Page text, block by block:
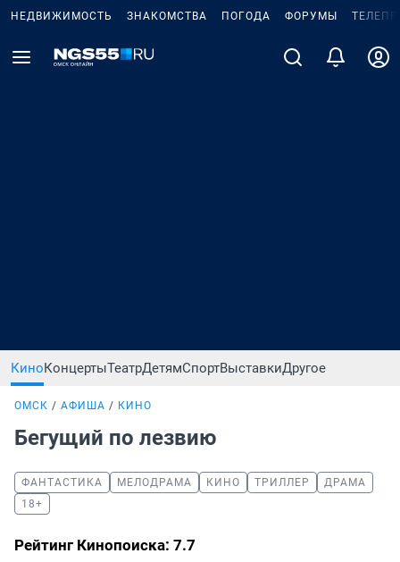
НЕДВИЖИМОСТЬ ЗНАКОМСТВА ПОГОДА ФОРУМЫ
КиноКонцертыТеатрДетямСпортВыставкиДругое
ОМСК АФИША КИНО
Бегущий по лезвию
ФАНТАСТИКА МЕЛОДРАМА КИНО ТРИЛЛЕР
ДРАМА
18+
Рейтинг Кинопоиска: 7.7